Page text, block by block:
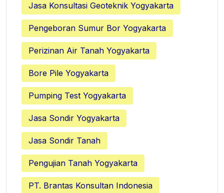
Jasa Konsultasi Geoteknik Yogyakarta
Pengeboran Sumur Bor Yogyakarta
Perizinan Air Tanah Yogyakarta
Bore Pile Yogyakarta
Pumping Test Yogyakarta
Jasa Sondir Yogyakarta
Jasa Sondir Tanah
Pengujian Tanah Yogyakarta
PT. Brantas Konsultan Indonesia